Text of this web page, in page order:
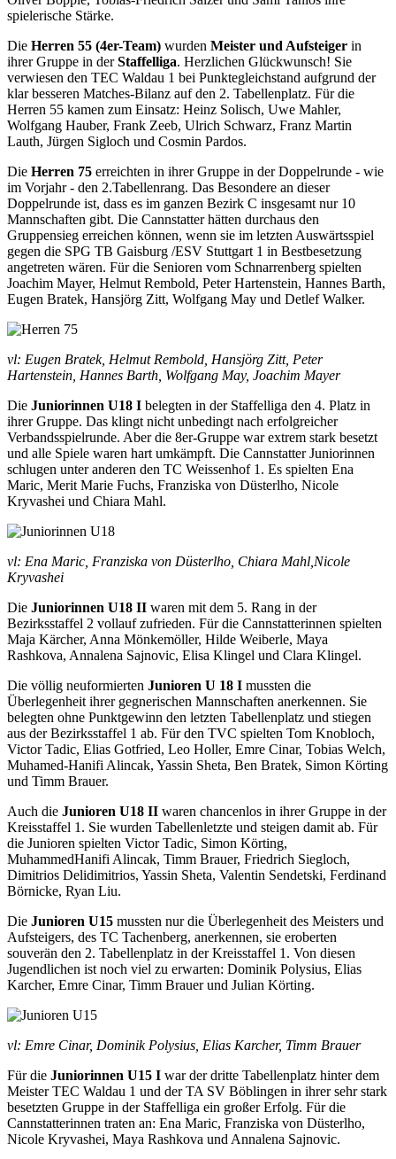
spielerische Stärke.
Die Herren 55 (4er-Team) wurden Meister und Aufsteiger in
ihrer Gruppe in derStaffelliga. Herzlichen Glückwunsch! Sie
verwiesen den TEC Waldau 1 bei Punktegleichstand aufgrund der
klar besseren Matches-Bilanz auf den 2. Tabellenplatz. Für die
Herren 55 kamen zum Einsatz: Heinz Solisch, Uwe Mahler,
Wolfgang Hauber, Frank Zeeb, Ulrich Schwarz, Franz Martin
Lauth, Jürgen Sigloch und Cosmin Pardos.
Die Herren 75 erreichten in ihrer Gruppe in der Doppelrunde - wie
im Vorjahr - den 2.Tabellenrang. Das Besondere an dieser
Doppelrunde ist, dass es im ganzen Bezirk C insgesamt nur 10
Mannschaften gibt. Die Cannstatter hätten durchaus den
Gruppensieg erreichen können, wenn sie im letzten Auswärtsspiel
gegen die SPG TB Gaisburg /ESV Stuttgart 1 in Bestbesetzung
angetreten wären. Für die Senioren vom Schnarrenberg spielten
Joachim Mayer, Helmut Rembold, Peter Hartenstein, Hannes Barth,
Eugen Bratek, Hansjörg Zitt, Wolfgang May und Detlef Walker.
vl: Eugen Bratek, Helmut Rembold, Hansjörg Zitt, Peter
Hartenstein, Hannes Barth, Wolfgang May, Joachim Mayer
Die Juniorinnen U18 I belegten in der Staffelliga den 4. Platz in
ihrer Gruppe. Das klingt nicht unbedingt nach erfolgreicher
Verbandsspielrunde. Aber die 8er-Gruppe war extrem stark besetzt
und alle Spiele waren hart umkämpft. Die Cannstatter Juniorinnen
schlugen unter anderen den TC Weissenhof 1. Es spielten Ena
Maric, Merit Marie Fuchs, Franziska von Düsterlho, Nicole
Kryvashei und Chiara Mahl.
vl: Ena Maric, Franziska von Düsterlho, Chiara Mahl,Nicole
Kryvashei
Die Juniorinnen U18 II waren mit dem 5. Rang in der
Bezirksstaffel 2 vollauf zufrieden. Für die Cannstatterinnen spielten
Maja Kärcher, Anna Mönkemöller, Hilde Weiberle, Maya
Rashkova, Annalena Sajnovic, Elisa Klingel und Clara Klingel.
Die völlig neuformierten Junioren U 18 I mussten die
Überlegenheit ihrer gegnerischen Mannschaften anerkennen. Sie
belegten ohne Punktgewinn den letzten Tabellenplatz und stiegen
aus der Bezirksstaffel 1 ab. Für den TVC spielten Tom Knobloch,
Victor Tadic, Elias Gotfried, Leo Holler, Emre Cinar, Tobias Welch,
Muhamed-Hanifi Alincak, Yassin Sheta, Ben Bratek, Simon Körting
und Timm Brauer.
Auch die Junioren U18 II waren chancenlos in ihrer Gruppe in der
Kreisstaffel 1. Sie wurden Tabellenletzte und steigen damit ab. Für
die Junioren spielten Victor Tadic, Simon Körting,
MuhammedHanifi Alincak, Timm Brauer, Friedrich Siegloch,
Dimitrios Delidimitrios, Yassin Sheta, Valentin Sendetski, Ferdinand
Börnicke, Ryan Liu.
Die Junioren U15 mussten nur die Überlegenheit des Meisters und
Aufsteigers, des TC Tachenberg, anerkennen, sie eroberten
souverän den 2. Tabellenplatz in der Kreisstaffel 1. Von diesen
Jugendlichen ist noch viel zu erwarten: Dominik Polysius, Elias
Karcher, Emre Cinar, Timm Brauer und Julian Körting.
vl: Emre Cinar, Dominik Polysius, Elias Karcher, Timm Brauer
Für die Juniorinnen U15 I war der dritte Tabellenplatz hinter dem
Meister TEC Waldau 1 und der TA SV Böblingen in ihrer sehr stark
besetzten Gruppe in der Staffelliga ein großer Erfolg. Für die
Cannstatterinnen traten an: Ena Maric, Franziska von Düsterlho,
Nicole Kryvashei, Maya Rashkova und Annalena Sajnovic.